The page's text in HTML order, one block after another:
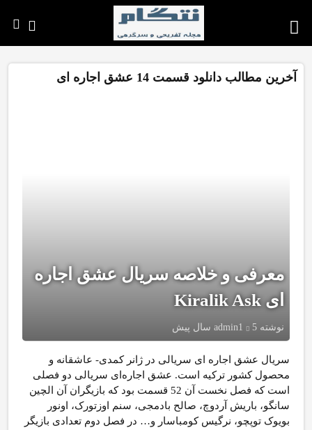
آخرین مطالب دانلود قسمت 14 عشق اجاره ای
معرفی و خلاصه سریال عشق اجاره
ای Kiralik Ask
نوشته admin1 5 سال پیش
سریال عشق اجاره ای سریالی در ژانر کمدی- عاشقانه و
محصول کشور ترکیه است. عشق اجاره‌ای سریالی دو فصلی
است که فصل نخست آن 52 قسمت بود که بازیگران آن الچین
سانگو، باریش آردوچ، صالح بادمجی، سنم اوزتورک، اونور
بویوک توپچو، نرگیس کومباسار و… در فصل دوم تعدادی بازیگر